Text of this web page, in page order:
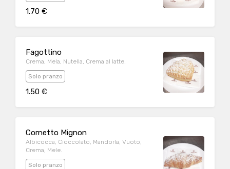
1.70 €
Fagottino
Crema, Mela, Nutella, Crema al latte.
Solo pranzo
1.50 €
Cornetto Mignon
Albicocca, Cioccolato, Mandorla, Vuoto,
Crema, Mele.
Solo pranzo